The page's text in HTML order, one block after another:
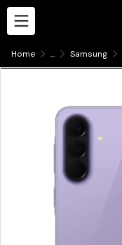
Home ... Samsung